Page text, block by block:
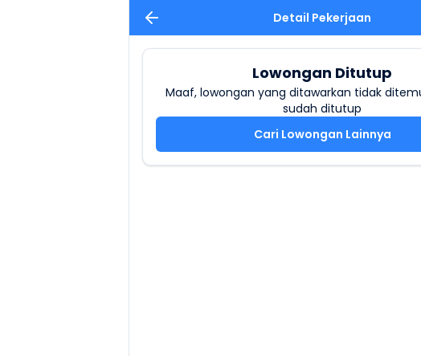
Detail Pekerjaan
Lowongan Ditutup
Maaf, lowongan yang ditawarkan tidak
sudah ditutup
Cari Lowongan Lainnya